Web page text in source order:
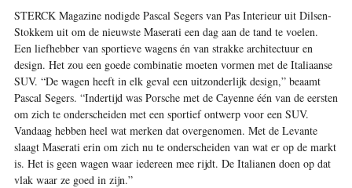
STERCK Magazine nodigde Pascal Segers van ­Pas Interieur uit Dilsen-
Stokkem uit om de nieuwste Maserati een dag aan de tand te voelen.
Een liefhebber van sportieve wagens én van strakke architectuur en
design. Het zou een goede combinatie moeten vormen met de Italiaanse
SUV. “De wagen heeft in elk geval een uitzonderlijk design,” beaamt
Pascal Segers. “Indertijd was Porsche met de Cayenne één van de eersten
om zich te onderscheiden met een sportief ontwerp voor een SUV.
Vandaag hebben heel wat merken dat overgenomen. Met de Levante
slaagt Maserati erin om zich nu te onderscheiden van wat er op de markt
is. Het is geen wagen waar iedereen mee rijdt. De Italianen doen op dat
vlak waar ze goed in zijn.”